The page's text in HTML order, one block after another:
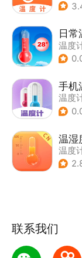
日常
温度
手机
温度
温湿
温度
联系我们